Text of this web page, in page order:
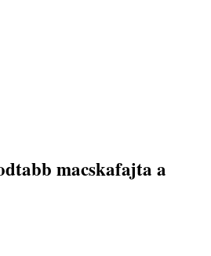
macskafajta a